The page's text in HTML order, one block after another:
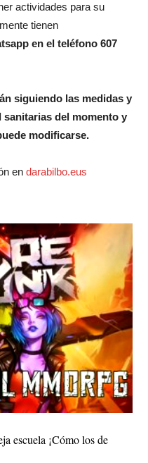
actividades para su
tienen
en el teléfono 607
siguiendo las medidas y
sanitarias del momento y
modificarse.
en darabilbo.eus
escuela ¡Cómo los de